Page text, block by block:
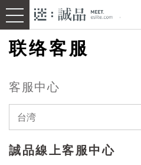
联络客服
客服中心
台湾
誠品線上客服中心